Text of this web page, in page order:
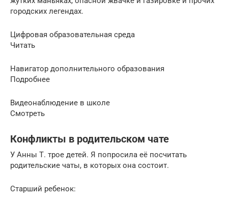
городских легендах.
Цифровая образовательная среда
Читать
Навигатор дополнительного образования
Подробнее
Видеонаблюдение в школе
Смотреть
Конфликты в родительском чате
У Анны Т. трое детей. Я попросила её посчитать
родительские чаты, в которых она состоит.
Старший ребенок: